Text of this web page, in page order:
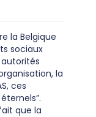
la Belgique
sociaux
autorités
la
ces
que la